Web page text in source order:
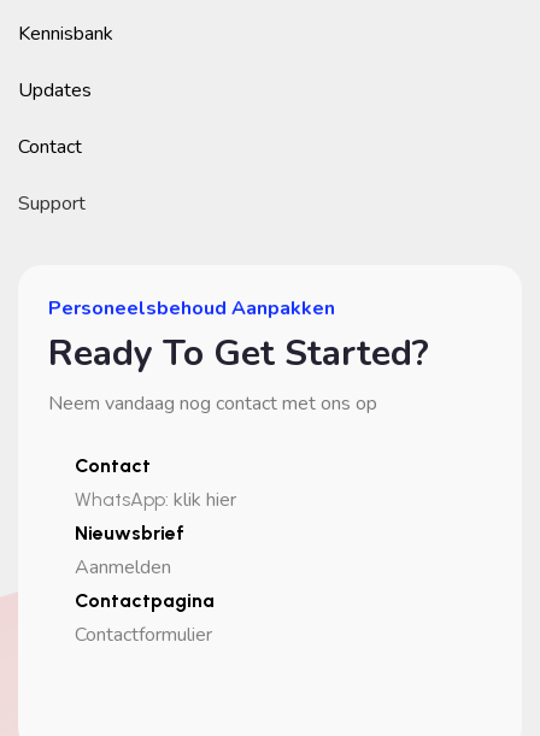
Kennisbank
Updates
Contact
Support
Personeelsbehoud Aanpakken
Ready To Get Started?
Neem vandaag nog contact met ons op
Contact
WhatsApp: klik hier
Nieuwsbrief
Aanmelden
Contactpagina
Contactformulier